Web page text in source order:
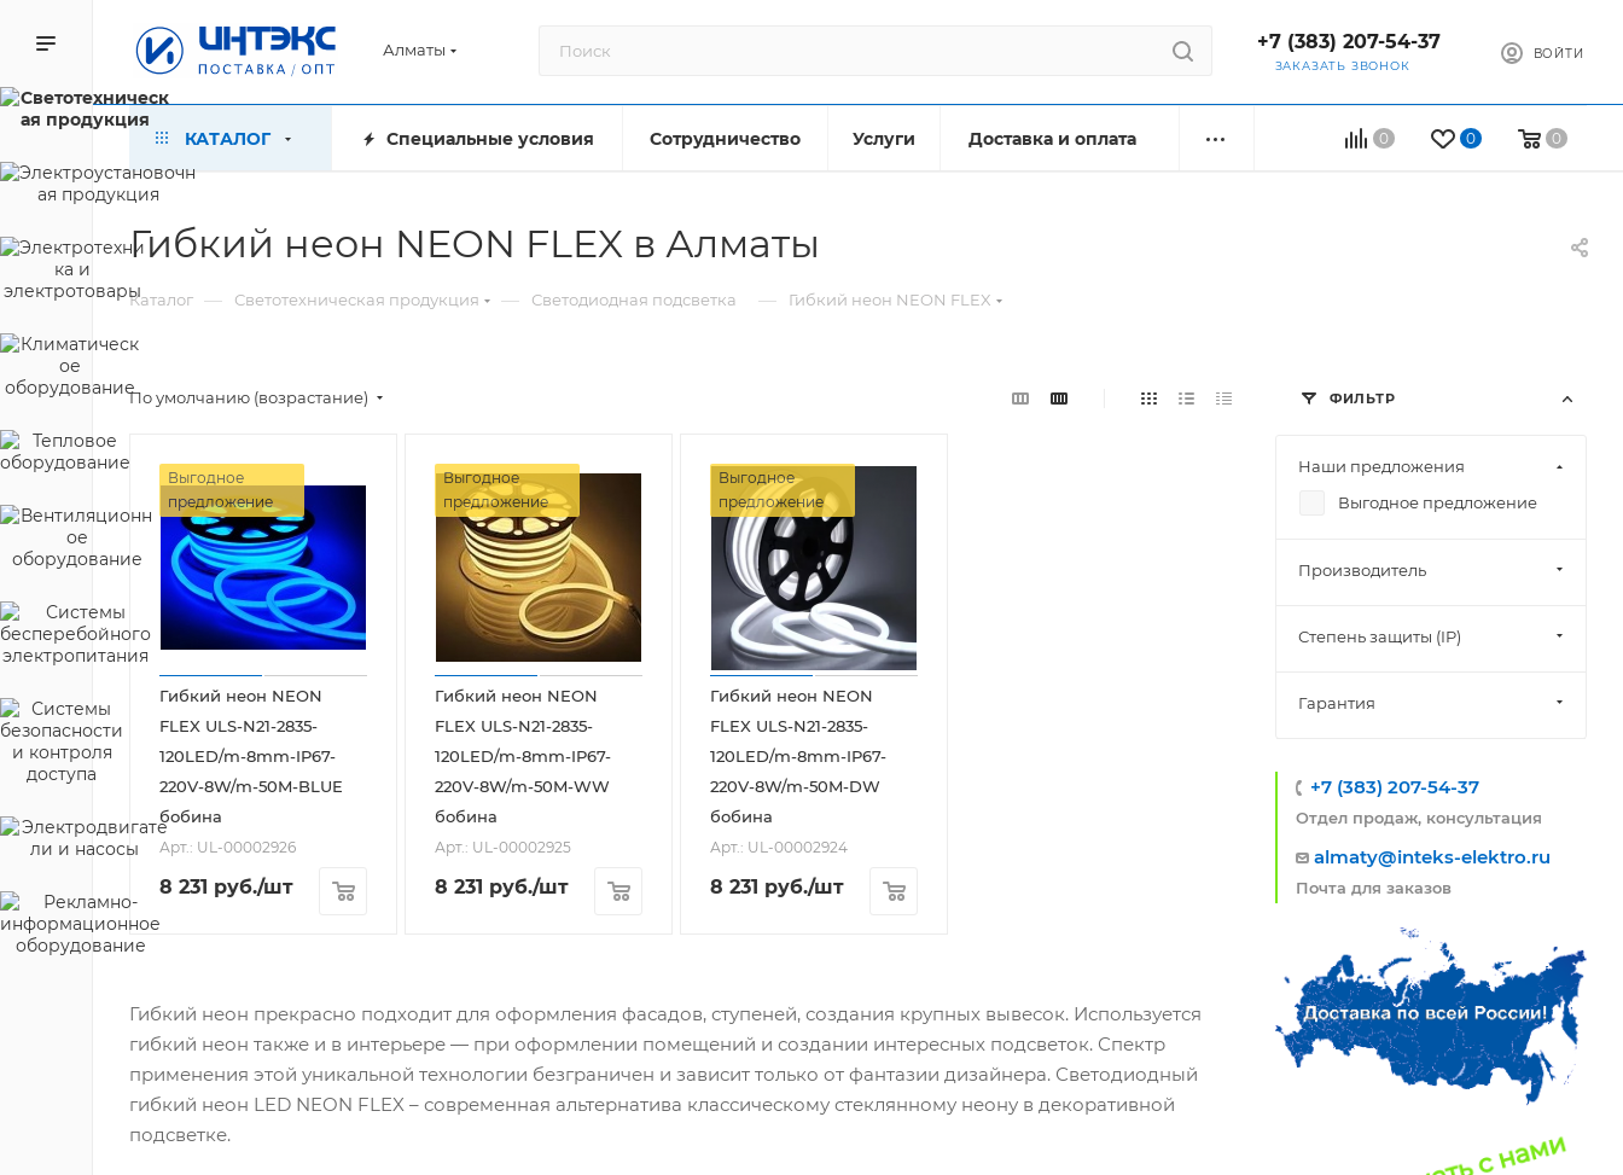
Алматы +7 (383) 207-54-37
ЗАКАЗАТЬ ЗВОНОК
ВОЙТИ
0 0 0
КАТАЛОГ Специальные условия Сотрудничество Услуги Доставка и оплата
Гибкий неон NEON FLEX в Алматы
Каталог — Светотехническая продукция — Светодиодная подсветка — Гибкий неон NEON FLEX
По умолчанию (возрастание)
Выгодное
предложение
Гибкий неон NEON
FLEX ULS-N21-2835-
120LED/m-8mm-IP67-
220V-8W/m-50M-BLUE
бобина
Арт.: UL-00002926
8 231 руб./шт
Выгодное
предложение
Гибкий неон NEON
FLEX ULS-N21-2835-
120LED/m-8mm-IP67-
220V-8W/m-50M-WW
бобина
Арт.: UL-00002925
8 231 руб./шт
Выгодное
предложение
Гибкий неон NEON
FLEX ULS-N21-2835-
120LED/m-8mm-IP67-
220V-8W/m-50M-DW
бобина
Арт.: UL-00002924
8 231 руб./шт
Гибкий неон прекрасно подходит для оформления фасадов, ступеней, создания крупных вывесок. Используется
гибкий неон также и в интерьере — при оформлении помещений и создании интересных подсветок. Спектр
применения этой уникальной технологии безграничен и зависит только от фантазии дизайнера. Светодиодный
гибкий неон LED NEON FLEX – современная альтернатива классическому стеклянному неону в декоративной
подсветке.
ФИЛЬТР
Наши предложения
Выгодное предложение
Производитель
Степень защиты (IP)
Гарантия
+7 (383) 207-54-37
Отдел продаж, консультация
almaty@inteks-elektro.ru
Почта для заказов